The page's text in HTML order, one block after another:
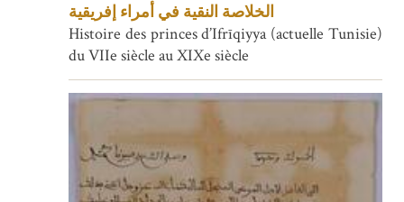
الخلاصة النقية في أمراء إفريقية
Histoire des princes d’Ifrīqiyya (actuelle Tunisie)
du VIIe siècle au XIXe siècle